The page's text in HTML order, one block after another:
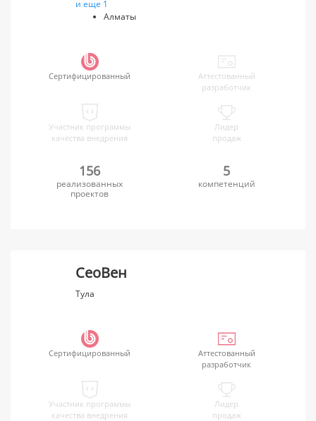
и еще 1
Алматы
Сертифицированный
Аттестованный
разработчик
Участник программы
качества внедрения
Лидер
продаж
156
реализованных
проектов
5
компетенций
СеоВен
Тула
Сертифицированный
Аттестованный
разработчик
Участник программы
качества внедрения
Лидер
продаж